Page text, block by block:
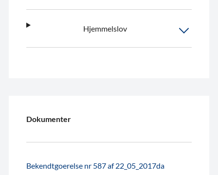
Hjemmelslov
Dokumenter
Bekendtgoerelse nr 587 af 22_05_2017da